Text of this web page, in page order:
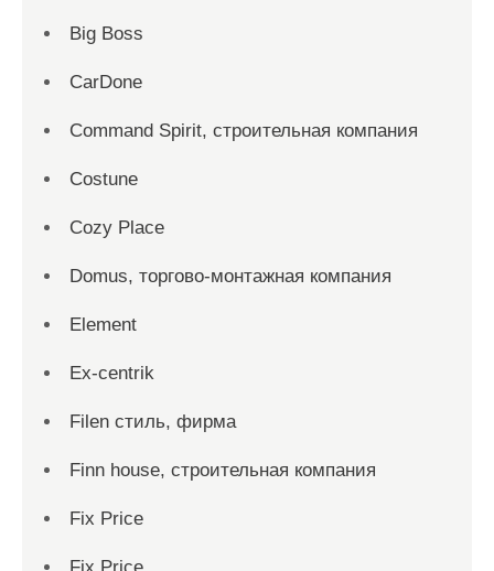
Big Boss
CarDone
Command Spirit, строительная компания
Costune
Cozy Place
Domus, торгово-монтажная компания
Element
Ex-centrik
Filen стиль, фирма
Finn house, строительная компания
Fix Price